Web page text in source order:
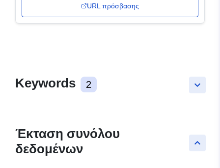
URL πρόσβασης
keyboard_arrow_down
Keywords 2
keyboard_arrow_up
Έκταση συνόλου
δεδομένων